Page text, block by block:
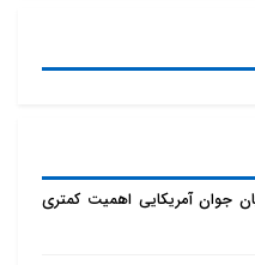
جوان آمریکایی اهمیت کمتری